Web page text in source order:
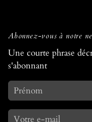
Abonnez-vous à notre
Une courte phrase
s'abonnant